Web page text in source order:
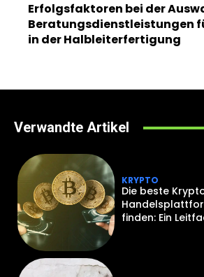
Erfolgsfaktoren bei der
Beratungsdienstleistungen
in der Halbleiterfertigung
Verwandte Artikel
KRYPTO
Die beste
finden: Ein